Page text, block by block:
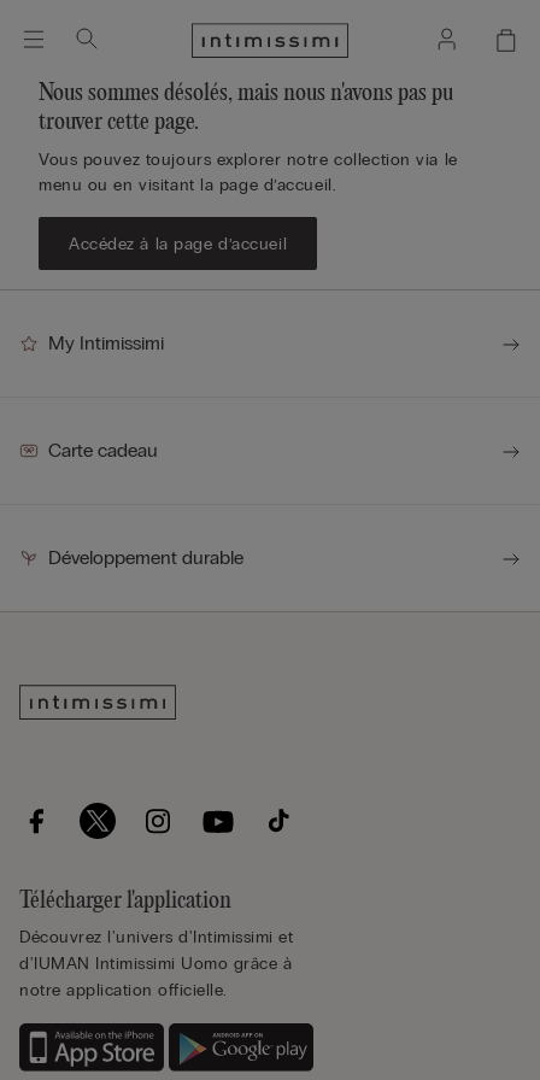
Nous sommes désolés, mais nous n'avons pas pu
trouver cette page.
Vous pouvez toujours explorer notre collection via le
menu ou en visitant la page d’accueil.
Accédez à la page d’accueil
My Intimissimi
Carte cadeau
Développement durable
Télécharger l'application
Découvrez l'univers d'Intimissimi et
d'IUMAN Intimissimi Uomo grâce à
notre application officielle.